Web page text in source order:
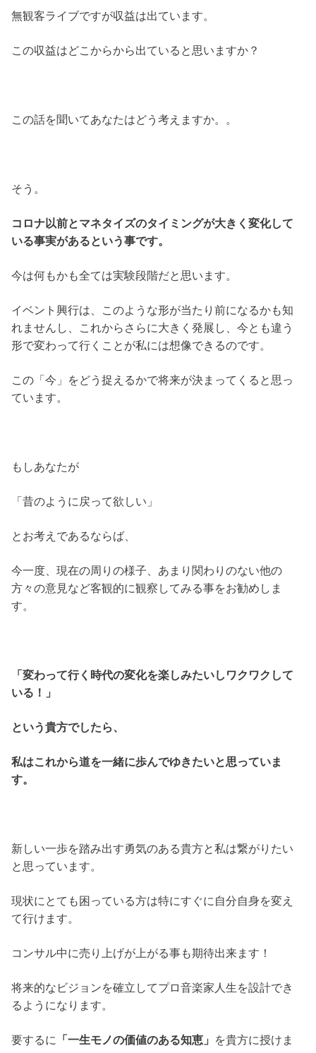
無観客ライブですが収益は出ています。
この収益はどこからから出ていると思いますか？
この話を聞いてあなたはどう考えますか。。
そう。
コロナ以前とマネタイズのタイミングが大きく変化して
いる事実があるという事です。
今は何もかも全ては実験段階だと思います。
イベント興行は、このような形が当たり前になるかも知
れませんし、これからさらに大きく発展し、今とも違う
形で変わって行くことが私には想像できるのです。
この「今」をどう捉えるかで将来が決まってくると思っ
ています。
もしあなたが
「昔のように戻って欲しい」
とお考えであるならば、
今一度、現在の周りの様子、あまり関わりのない他の
方々の意見など客観的に観察してみる事をお勧めしま
す。
「変わって行く時代の変化を楽しみたいしワクワクして
いる！」
という貴方でしたら、
私はこれから道を一緒に歩んでゆきたいと思っていま
す。
新しい一歩を踏み出す勇気のある貴方と私は繋がりたい
と思っています。
現状にとても困っている方は特にすぐに自分自身を変え
て行けます。
コンサル中に売り上げが上がる事も期待出来ます！
将来的なビジョンを確立してプロ音楽家人生を設計でき
るようになります。
要するに 「一生モノの価値のある知恵」
を貴方に授けま